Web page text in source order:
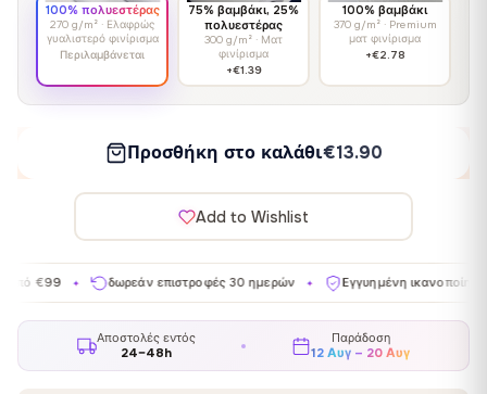
100% πολυεστέρας
270 g/m² · Ελαφρώς
γυαλιστερό φινίρισμα
Περιλαμβάνεται
75% βαμβάκι, 25%
πολυεστέρας
300 g/m² · Ματ
φινίρισμα
+€1.39
100% βαμβάκι
370 g/m² · Premium
ματ φινίρισμα
+€2.78
Προσθήκη στο καλάθι€13.90
Add to Wishlist
δωρεάν επιστροφές 30 ημερών ✦ Εγγυημένη ικανοποίηση ✦
Αποστολές εντός
24–48h
Παράδοση
12 Αυγ – 20 Αυγ